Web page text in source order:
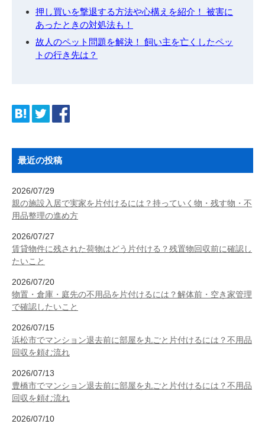
押し買いを撃退する方法や心構えを紹介！ 被害に
あったときの対処法も！
故人のペット問題を解決！ 飼い主を亡くしたペッ
トの行き先は？
最近の投稿
2026/07/29
親の施設入居で実家を片付けるには？持っていく物・残す物・不
用品整理の進め方
2026/07/27
賃貸物件に残された荷物はどう片付ける？残置物回収前に確認し
たいこと
2026/07/20
物置・倉庫・庭先の不用品を片付けるには？解体前・空き家管理
で確認したいこと
2026/07/15
浜松市でマンション退去前に部屋を丸ごと片付けるには？不用品
回収を頼む流れ
2026/07/13
豊橋市でマンション退去前に部屋を丸ごと片付けるには？不用品
回収を頼む流れ
2026/07/10